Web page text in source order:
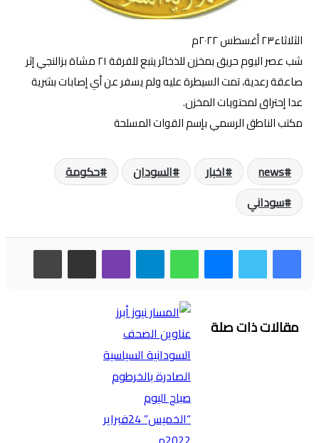
الثلاثاء٢٣ أغسطس ٢٠٢٢م
شب عصر اليوم حريق بمخزن للذخائر يتبع للفرقة ٢١ مشاة بزالنجي إثر
صاعقة رعدية، تمت السيطرة عليه ولم يسفر عن أي إصابات بشرية
عدا إحتراق لمحتويات المخزن.
مكتب الناطق الرسمي بإسم القوات المسلحة
news اخبار السودان
حكومة
سوداني
فيسبوكتويتر ماسنجرواتسابتيلقرامڤايبر مشاركة عبر البريد طباعة
مقالات ذات صلة